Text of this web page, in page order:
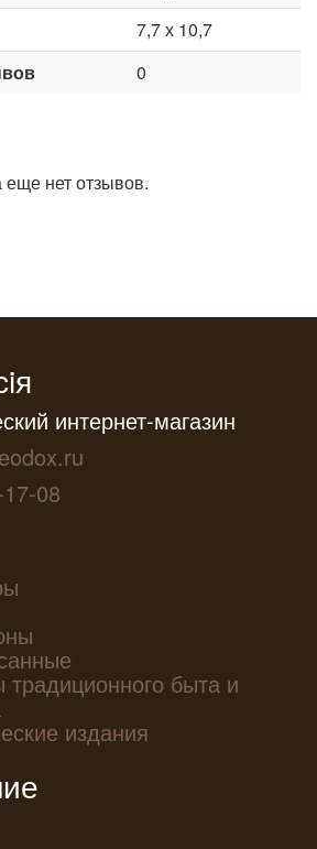
7,7 х 10,7
0
еще нет отзывов.
интернет-магазин
08
быта и
издания